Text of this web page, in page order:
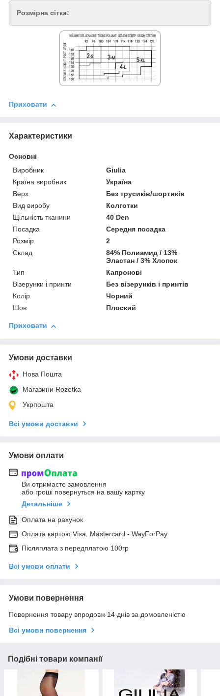
Розмірна сітка:
Приховати
Характеристики
Основні
Виробник
Giulia
Країна виробник
Україна
Верх
Без трусиків/шортиків
Вид виробу
Колготки
Щільність тканини
40 Den
Посадка
Середня посадка
Розмір
2
Склад
84% Полиамид / 13%
Эластан / 3% Хлопок
Тип
Капронові
Візерунки і принти
Без візерунків і принтів
Колір
Чорний
Шов
Плоский
Приховати
Умови доставки
Нова Пошта
Магазини Rozetka
Укрпошта
Всі умови доставки
Умови оплати
Ви отримаєте замовлення
або гроші повернуться на вашу картку
Детальніше
Оплата на рахунок
Оплата картою Visa, Mastercard - WayForPay
Післяплата з передплатою 100гр
Всі умови оплати
Умови повернення
Повернення товару впродовж 14 днів за домовленістю
Всі умови повернення
Подібні товари компанії